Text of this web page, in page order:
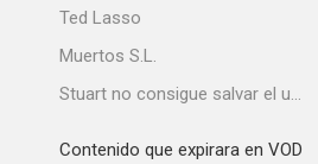
Ted Lasso
Muertos S.L.
Stuart no consigue salvar el universo
Contenido que expirara en VOD